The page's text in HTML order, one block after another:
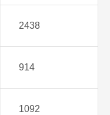
2438
914
1092